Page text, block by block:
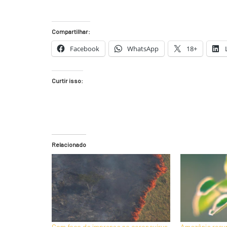
Compartilhar:
Facebook WhatsApp 18+
Curtir isso:
Relacionado